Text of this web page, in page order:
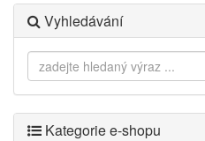
Vyhledávání
Kategorie e-shopu